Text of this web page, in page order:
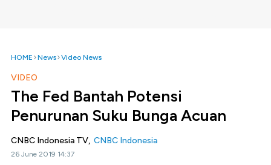
HOME News Video News
VIDEO
The Fed Bantah Potensi
Penurunan Suku Bunga Acuan
CNBC Indonesia TV, CNBC Indonesia
26 June 2019 14:37